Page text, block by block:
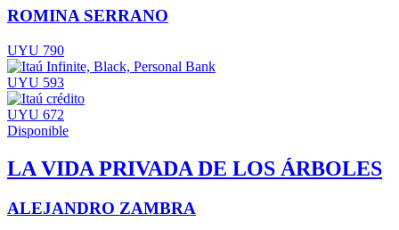
ROMINA SERRANO
UYU 790
UYU 593
UYU 672
Disponible
LA VIDA PRIVADA DE LOS ÁRBOLES
ALEJANDRO ZAMBRA